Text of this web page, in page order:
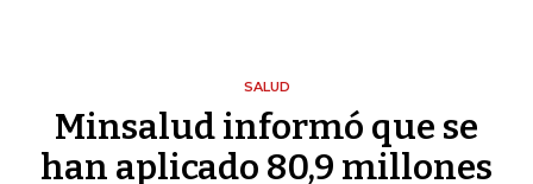
SALUD
Minsalud informó que se
han aplicado 80,9 millones